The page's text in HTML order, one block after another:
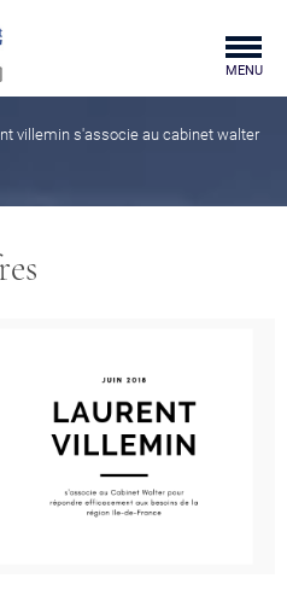
MENU
villemin s'associe au cabinet walter